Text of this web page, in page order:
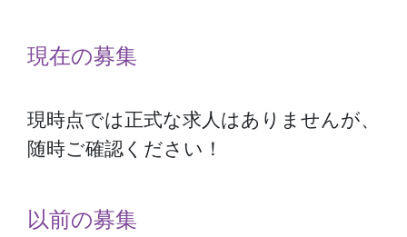
現在の募集
現時点では正式な求人はありませんが、
随時ご確認ください！
以前の募集